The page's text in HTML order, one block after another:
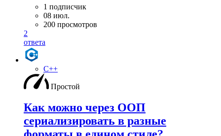
1 подписчик
08 июл.
200 просмотров
2
ответа
C++
Простой
Как можно через ООП
сериализировать в разные